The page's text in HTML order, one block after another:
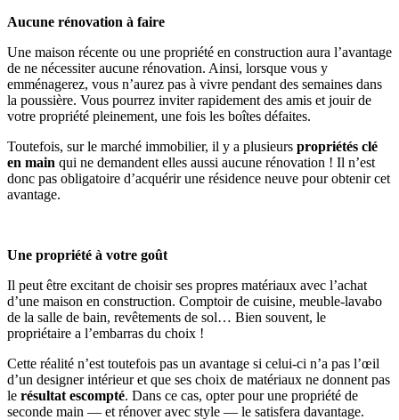
Aucune rénovation à faire
Une maison récente ou une propriété en construction aura l’avantage
de ne nécessiter aucune rénovation. Ainsi, lorsque vous y
emménagerez, vous n’aurez pas à vivre pendant des semaines dans
la poussière. Vous pourrez inviter rapidement des amis et jouir de
votre propriété pleinement, une fois les boîtes défaites.
Toutefois, sur le marché immobilier, il y a plusieurs propriétés clé
en main qui ne demandent elles aussi aucune rénovation ! Il n’est
donc pas obligatoire d’acquérir une résidence neuve pour obtenir cet
avantage.
Une propriété à votre goût
Il peut être excitant de choisir ses propres matériaux avec l’achat
d’une maison en construction. Comptoir de cuisine, meuble-lavabo
de la salle de bain, revêtements de sol… Bien souvent, le
propriétaire a l’embarras du choix !
Cette réalité n’est toutefois pas un avantage si celui-ci n’a pas l’œil
d’un designer intérieur et que ses choix de matériaux ne donnent pas
le résultat escompté. Dans ce cas, opter pour une propriété de
seconde main — et rénover avec style — le satisfera davantage.